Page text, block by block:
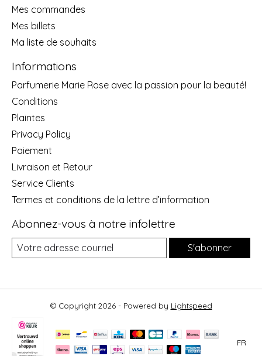
Mes commandes
Mes billets
Ma liste de souhaits
Informations
Parfumerie Marie Rose avec la passion pour la beauté!
Conditions
Plaintes
Privacy Policy
Paiement
Livraison et Retour
Service Clients
Termes et conditions de la lettre d’information
Abonnez-vous à notre infolettre
S'abonner
© Copyright 2026 - Powered by Lightspeed
FR